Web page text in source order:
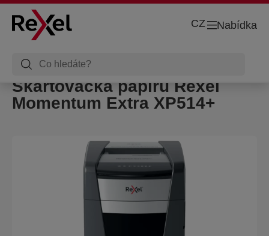
Nabídka
CZ
Skartovačka papíru Rexel
Momentum Extra XP514+